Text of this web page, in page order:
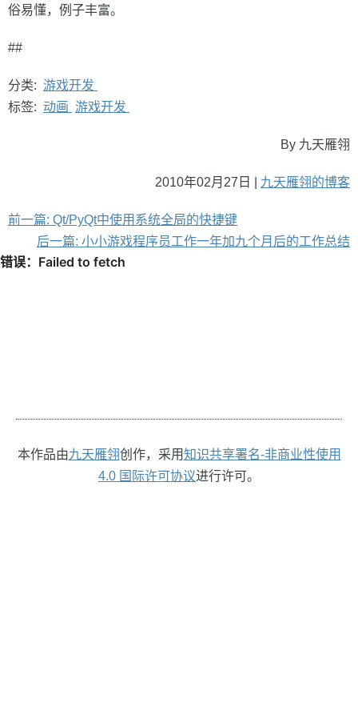
俗易懂，例子丰富。
##
分类: 游戏开发
标签: 动画 游戏开发
By 九天雁翎
2010年02月27日 | 九天雁翎的博客
前一篇: Qt/PyQt中使用系统全局的快捷键
后一篇: 小小游戏程序员工作一年加九个月后的工作总结
本作品由九天雁翎创作，采用知识共享署名-非商业性使用
4.0 国际许可协议进行许可。